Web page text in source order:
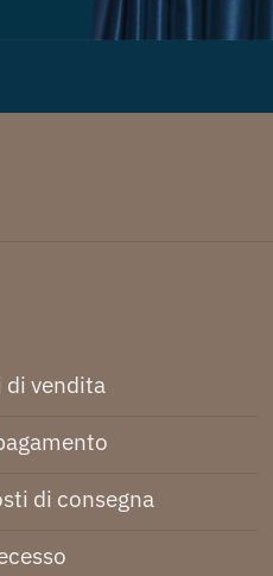
di vendita
di consegna